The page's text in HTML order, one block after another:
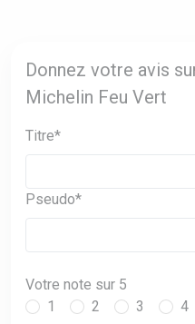
Donnez votre avis
Michelin Feu Vert
Titre*
Pseudo*
Votre note sur 5
1
2 3 4